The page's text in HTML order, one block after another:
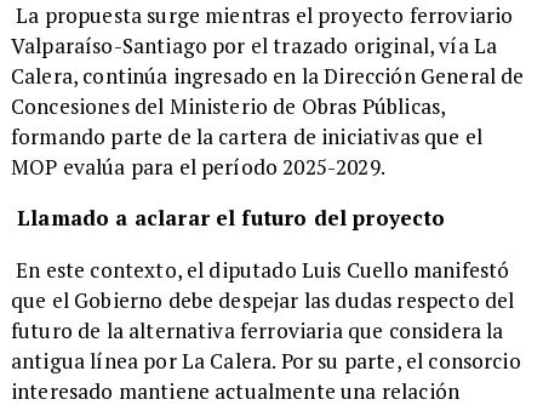
La propuesta surge mientras el proyecto ferroviario
Valparaíso-Santiago por el trazado original, vía La
Calera, continúa ingresado en la Dirección General de
Concesiones del Ministerio de Obras Públicas,
formando parte de la cartera de iniciativas que el
MOP evalúa para el período 2025-2029.
Llamado a aclarar el futuro del proyecto
En este contexto, el diputado Luis Cuello manifestó
que el Gobierno debe despejar las dudas respecto del
futuro de la alternativa ferroviaria que considera la
antigua línea por La Calera. Por su parte, el consorcio
interesado mantiene actualmente una relación